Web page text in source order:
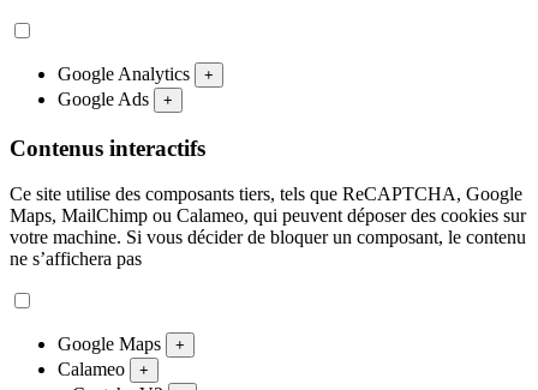
Google Analytics +
Google Ads +
Contenus interactifs
Ce site utilise des composants tiers, tels que ReCAPTCHA, Google
Maps, MailChimp ou Calameo, qui peuvent déposer des cookies sur
votre machine. Si vous décider de bloquer un composant, le contenu
ne s’affichera pas
Google Maps +
Calameo +